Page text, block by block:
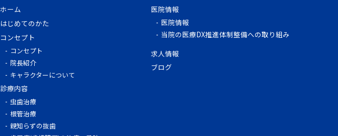
ホーム
はじめてのかた
コンセプト
コンセプト
院長紹介
キャラクターについて
診療内容
虫歯治療
根管治療
親知らずの抜歯
医院情報
医院情報
当院の医療DX推進体制整備への取り組み
求人情報
ブログ